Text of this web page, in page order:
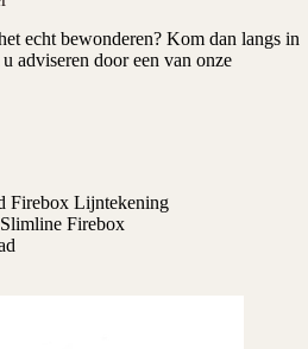
echt bewonderen? Kom dan langs in
adviseren door een van onze
Firebox Lijntekening
Firebox